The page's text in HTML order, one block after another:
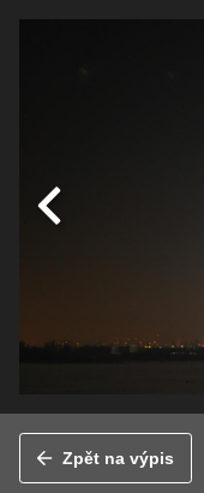
Zpět na výpis